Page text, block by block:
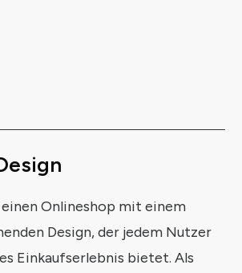
Onlineshop mit einem
Design, der jedem Nutzer
Einkaufserlebnis bietet. Als